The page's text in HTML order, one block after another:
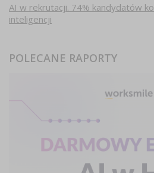
AI w rekrutacji. 74% kandydatów
inteligencji
POLECANE RAPORTY